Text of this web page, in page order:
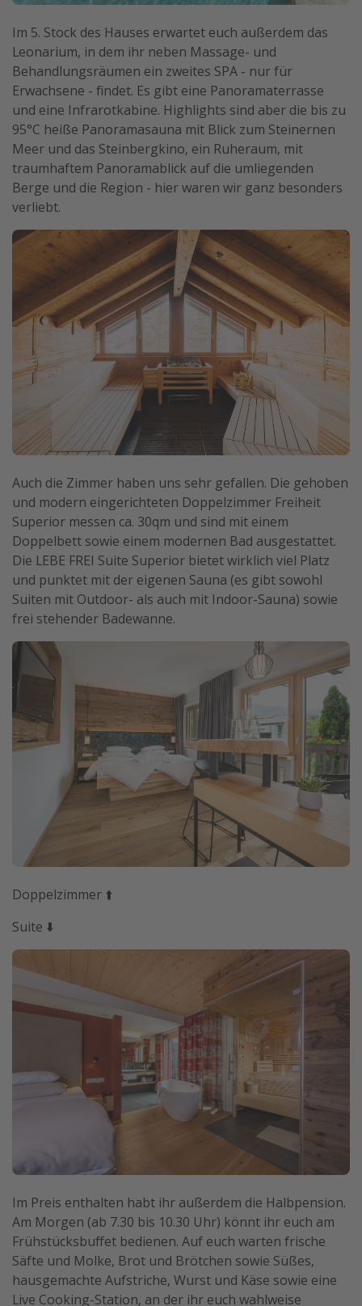
Im 5. Stock des Hauses erwartet euch außerdem das
Leonarium, in dem ihr neben Massage- und
Behandlungsräumen ein zweites SPA - nur für
Erwachsene - findet. Es gibt eine Panoramaterrasse
und eine Infrarotkabine. Highlights sind aber die bis zu
95°C heiße Panoramasauna mit Blick zum Steinernen
Meer und das Steinbergkino, ein Ruheraum, mit
traumhaftem Panoramablick auf die umliegenden
Berge und die Region - hier waren wir ganz besonders
verliebt.
Auch die Zimmer haben uns sehr gefallen. Die gehoben
und modern eingerichteten Doppelzimmer Freiheit
Superior messen ca. 30qm und sind mit einem
Doppelbett sowie einem modernen Bad ausgestattet.
Die LEBE FREI Suite Superior bietet wirklich viel Platz
und punktet mit der eigenen Sauna (es gibt sowohl
Suiten mit Outdoor- als auch mit Indoor-Sauna) sowie
frei stehender Badewanne.
Doppelzimmer ⬆️
Suite ⬇️
Im Preis enthalten habt ihr außerdem die Halbpension.
Am Morgen (ab 7.30 bis 10.30 Uhr) könnt ihr euch am
Frühstücksbuffet bedienen. Auf euch warten frische
Säfte und Molke, Brot und Brötchen sowie Süßes,
hausgemachte Aufstriche, Wurst und Käse sowie eine
Live Cooking-Station, an der ihr euch wahlweise